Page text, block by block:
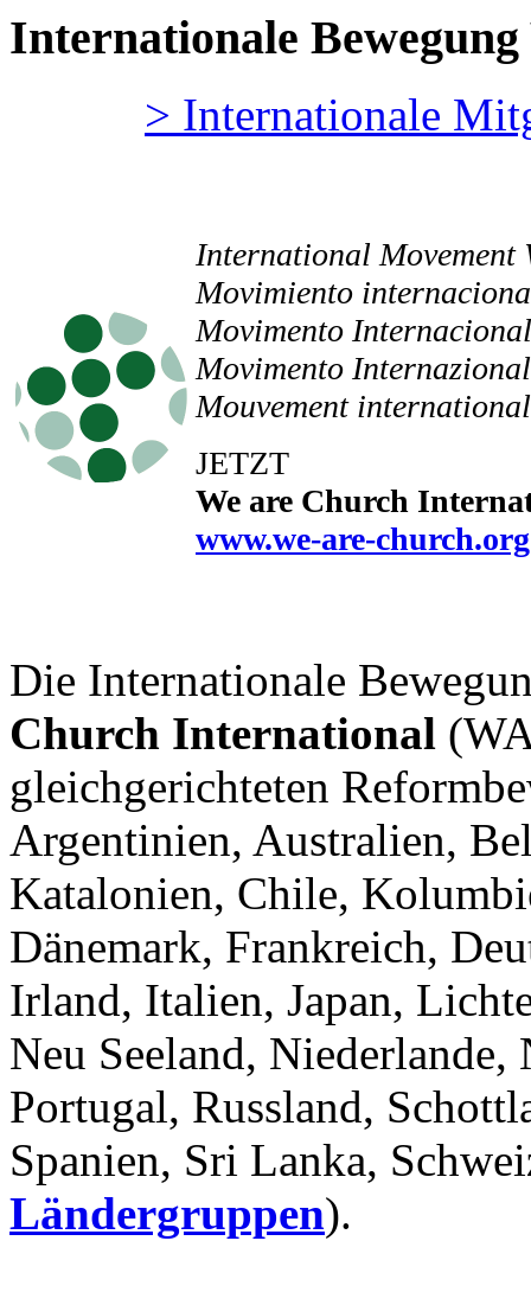
Internationale
> Internationale
International Movement
Movimiento
Movimento
Movimento
Mouvement
JETZT
We are Church
www.we-are-church.org
Die Internationale
Church International
gleichgerichteten
Argentinien, Australien,
Katalonien, Chile,
Dänemark, Frankreich,
Irland, Italien, Japan,
Neu Seeland,
Portugal, Russland,
Spanien, Sri Lanka,
Ländergruppen).